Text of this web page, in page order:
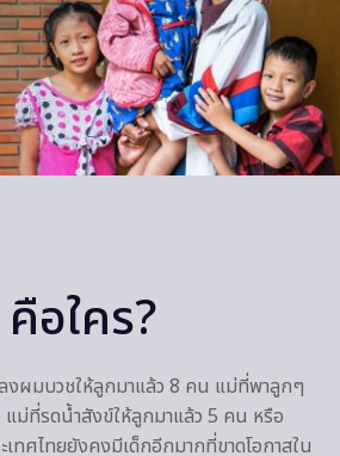
อใคร?
ผมบวชให้ลูกมาแล้ว 8 คน แม่ที่พาลูกๆ
แม่ที่รดน้ำสังข์ให้ลูกมาแล้ว 5 คน หรือ
ทศไทยยังคงมีเด็กอีกมากที่ขาดโอกาสใน